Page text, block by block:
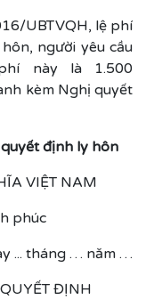
UBTVQH, lệ phí
người yêu cầu
này là 1.500
kèm Nghị quyết
định ly hôn
VIỆT NAM
phúc
... tháng … năm …
ĐỊNH